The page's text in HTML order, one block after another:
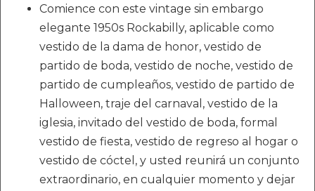
Comience con este vintage sin embargo
elegante 1950s Rockabilly, aplicable como
vestido de la dama de honor, vestido de
partido de boda, vestido de noche, vestido de
partido de cumpleaños, vestido de partido de
Halloween, traje del carnaval, vestido de la
iglesia, invitado del vestido de boda, formal
vestido de fiesta, vestido de regreso al hogar o
vestido de cóctel, y usted reunirá un conjunto
extraordinario, en cualquier momento y dejar